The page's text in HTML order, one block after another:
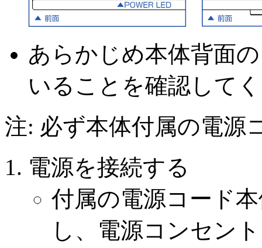
あらかじめ本体背面
いることを確認して
注: 必ず本体付属の電源
電源を接続する
付属の電源コード
し、電源コンセン